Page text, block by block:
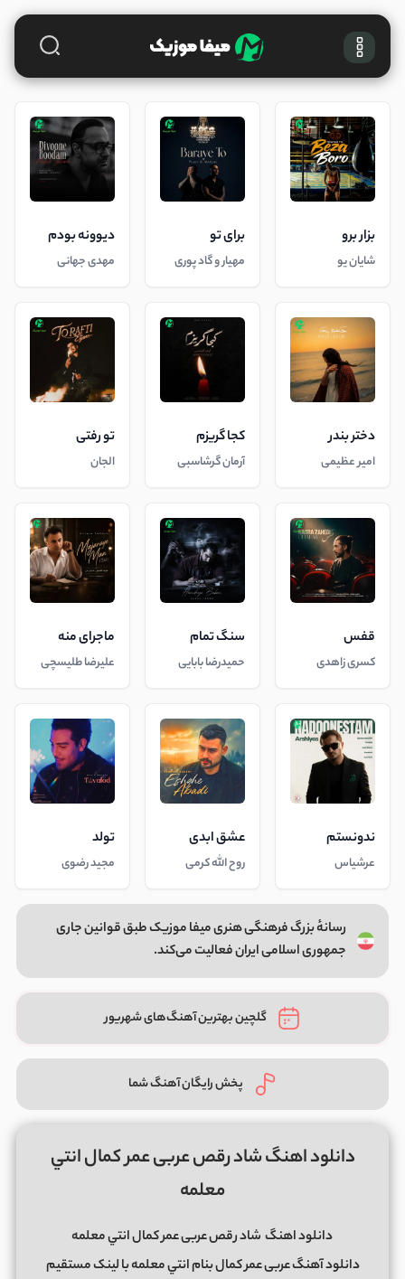
بزار برو
شایان یو
برای تو
مهیار و گاد پوری
دیوونه بودم
مهدی جهانی
دختر بندر
امیر عظیمی
کجا گریزم
آرمان گرشاسبی
تو رفتی
الجان
قفس
کسری زاهدی
سنگ تمام
حمیدرضا بابایی
ماجرای منه
علیرضا طلیسچی
ندونستم
عرشیاس
عشق ابدی
روح الله کرمی
تولد
مجید رضوی
رسانهٔ بزرگ فرهنگی هنری میفا موزیک طبق قوانین جاری
جمهوری اسلامی ایران فعالیت می‌کند.
گلچین بهترین آهنگ‌های شهریور
پخش رایگان آهنگ شما
دانلود اهنگ شاد رقص عربی عمر کمال انتي
معلمه
دانلود اهنگ شاد رقص عربی عمر کمال انتي معلمه
دانلود آهنگ عربی عمر کمال بنام انتي معلمه با لینک مستقیم